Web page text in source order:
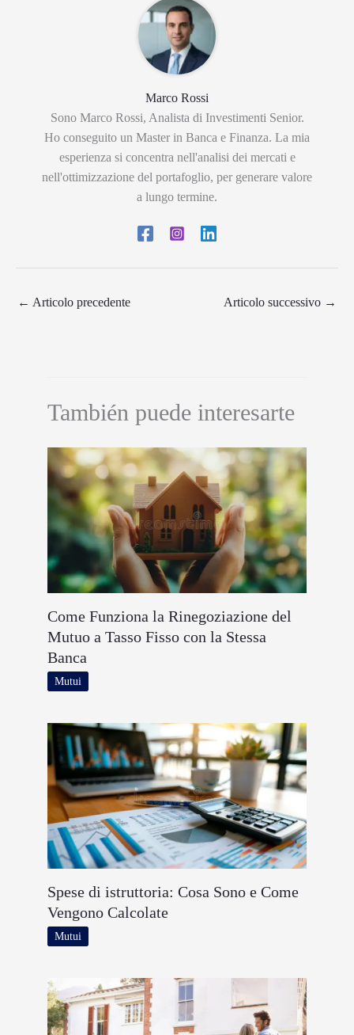
Marco Rossi
Sono Marco Rossi, Analista di Investimenti Senior.
Ho conseguito un Master in Banca e Finanza. La mia
esperienza si concentra nell'analisi dei mercati e
nell'ottimizzazione del portafoglio, per generare valore
a lungo termine.
← Articolo precedente Articolo successivo →
También puede interesarte
Come Funziona la Rinegoziazione del
Mutuo a Tasso Fisso con la Stessa
Banca
Mutui
Spese di istruttoria: Cosa Sono e Come
Vengono Calcolate
Mutui